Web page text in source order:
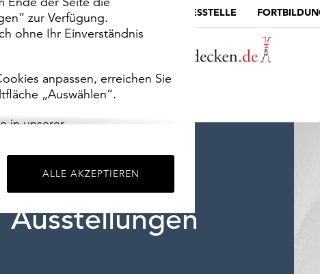
zur Verfügung.
ohne Ihr Einverständnis
anpassen, erreichen Sie
„Auswählen“.
in unserer
ALLE AKZEPTIEREN
MUSEUMSPORTAL DIE LANDESSTELLE
Ausstellungen